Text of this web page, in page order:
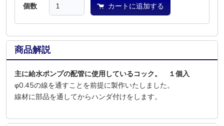
個数 カートに追加する
商品解説
主に給水ポンプの配管に使用しているコック。 １個入
φ0.45の線を通すことを前提に製作いたしました。
線材に部品を通してからハンダ付けをします。